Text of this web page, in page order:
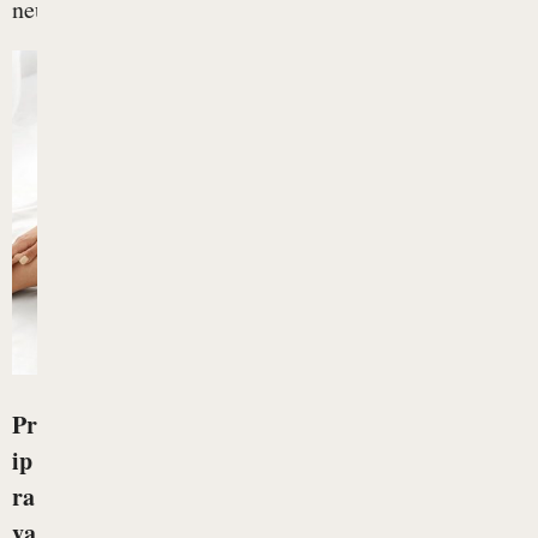
neustrezna...
Pr
ip
ra